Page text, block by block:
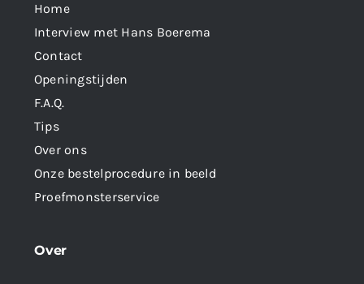
Home
Interview met Hans Boerema
Contact
Openingstijden
F.A.Q.
Tips
Over ons
Onze bestelprocedure in beeld
Proefmonsterservice
Over